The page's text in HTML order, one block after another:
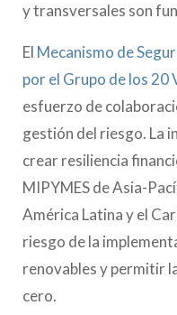
y transversales son
El Mecanismo de
por el Grupo de los 20
esfuerzo de
gestión del riesgo. La
crear resiliencia
MIPYMES de Asia-
América Latina y el
riesgo de la
renovables y permitir
cero.